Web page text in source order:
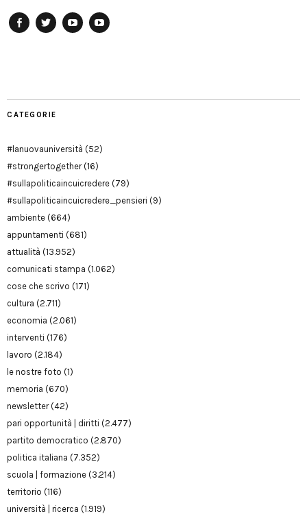
CATEGORIE
#lanuovauniversità (52)
#strongertogether(16)
#sullapoliticaincuicredere (79)
#sullapoliticaincuicredere_pensieri (9)
ambiente (664)
appuntamenti (681)
attualità (13.952)
comunicati stampa (1.062)
cose che scrivo (171)
cultura (2.711)
economia (2.061)
interventi (176)
lavoro (2.184)
le nostre foto (1)
memoria (670)
newsletter(42)
pari opportunità | diritti (2.477)
partito democratico (2.870)
politica italiana (7.352)
scuola | formazione (3.214)
territorio (116)
università | ricerca (1.919)